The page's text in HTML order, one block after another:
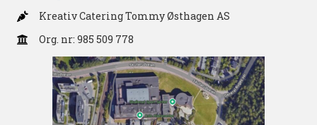
Kreativ Catering Tommy Østhagen AS
Org. nr: 985 509 778